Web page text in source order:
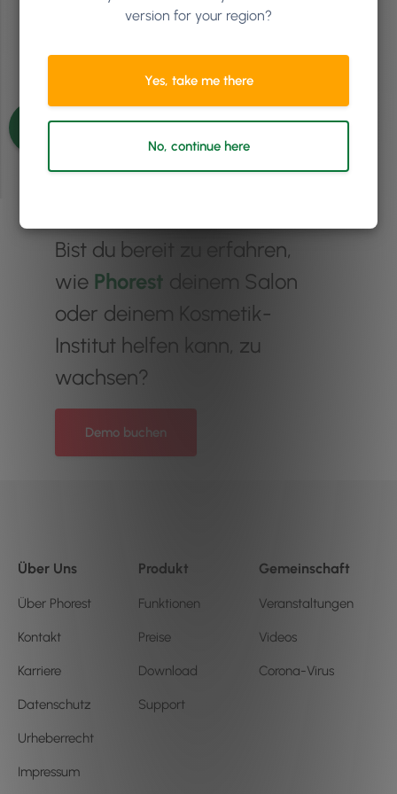
Weitere Artikel anzeigen
Bist du bereit zu erfahren,
wie Phorest deinem Salon
oder deinem Kosmetik-
Institut helfen kann, zu
wachsen?
Demo buchen
Über Uns
Über Phorest
Kontakt
Karriere
Datenschutz
Urheberrecht
Impressum
Produkt
Funktionen
Preise
Download
Support
Gemeinschaft
Veranstaltungen
Videos
Corona-Virus
version for your region?
Yes, take me there
No, continue here